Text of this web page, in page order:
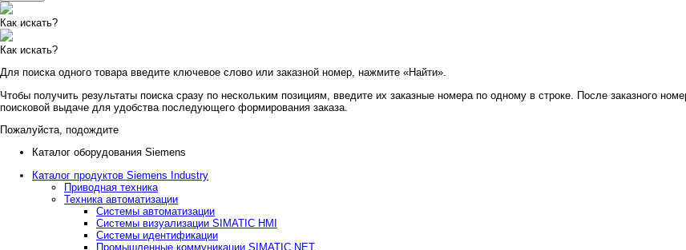
Как искать?
Как искать?
Для поиска одного товара введите ключевое слово или заказной номер, нажмите «Найти».
Чтобы получить результаты поиска сразу по нескольким позициям, введите их заказные номера по одному в строке. После заказного
поисковой выдаче для удобства последующего формирования заказа.
Пожалуйста, подождите
Каталог оборудования Siemens
Каталог продуктов Siemens Industry
Приводная техника
Техника автоматизации
Системы автоматизации
Системы визуализации SIMATIC HMI
Системы идентификации
Промышленные коммуникации SIMATIC NET